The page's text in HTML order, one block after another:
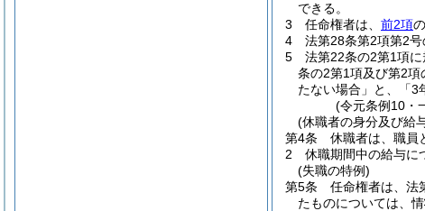
できる。
3
任命権者は、 前2項
4
法第28条第2項第2
5
法第22条の2第1項
条の2第1項及び第2項
たない場合」と、「3
(令元条例10・
(休職者の身分及び給
第4条
休職者は、職員
2
休職期間中の給与に
(失職の特例)
第5条
任命権者は、法
たものについては、